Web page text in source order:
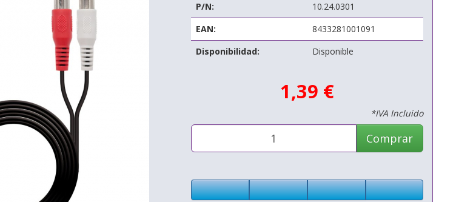
P/N:
10.24.0301
EAN:
8433281001091
Disponibilidad:
Disponible
1,39 €
*IVA Incluido
Comprar